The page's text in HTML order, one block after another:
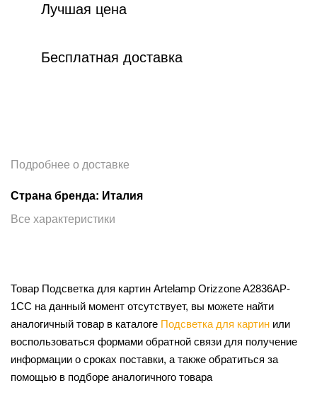
Лучшая цена
Бесплатная доставка
Подробнее о доставке
Страна бренда: Италия
Все характеристики
Товар Подсветка для картин Artelamp Orizzone A2836AP-
1CC на данный момент отсутствует, вы можете найти
аналогичный товар в каталоге Подсветка для картин или
воспользоваться формами обратной связи для получение
информации о сроках поставки, а также обратиться за
помощью в подборе аналогичного товара